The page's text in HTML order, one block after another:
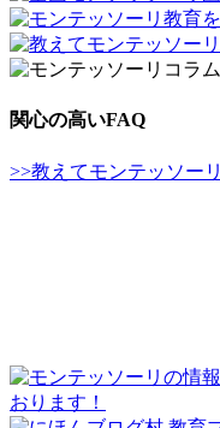
関心の高いFAQ
>>教えてモンテッソーリ